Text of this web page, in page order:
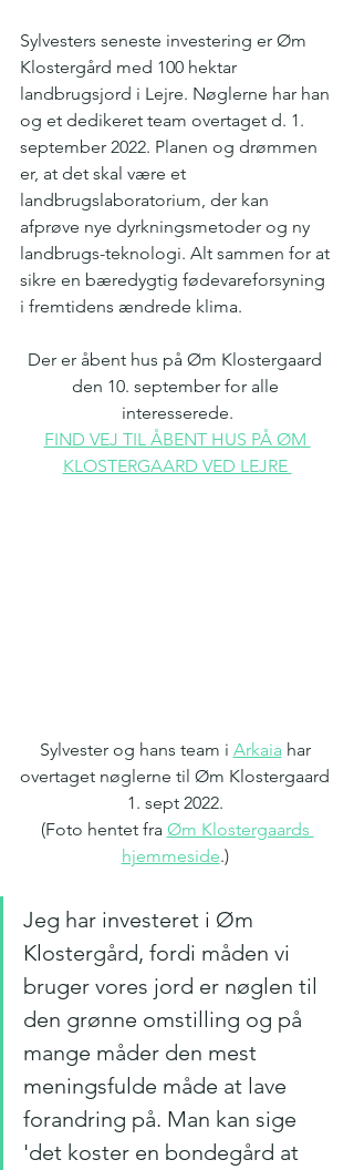
Sylvesters seneste investering er Øm
Klostergård med 100 hektar
landbrugsjord i Lejre. Nøglerne har han
og et dedikeret team overtaget d. 1.
september 2022. Planen og drømmen
er, at det skal være et
landbrugslaboratorium, der kan
afprøve nye dyrkningsmetoder og ny
landbrugs-teknologi. Alt sammen for at
sikre en bæredygtig fødevareforsyning
i fremtidens ændrede klima.
Der er åbent hus på Øm Klostergaard
den 10. september for alle
interesserede.
FIND VEJ TIL ÅBENT HUS PÅ ØM
KLOSTERGAARD VED LEJRE
Sylvester og hans team i Arkaia har
overtaget nøglerne til Øm Klostergaard
1. sept 2022.
(Foto hentet fra Øm Klostergaards
hjemmeside.)
Jeg har investeret i Øm
Klostergård, fordi måden vi
bruger vores jord er nøglen til
den grønne omstilling og på
mange måder den mest
meningsfulde måde at lave
forandring på. Man kan sige
'det koster en bondegård at